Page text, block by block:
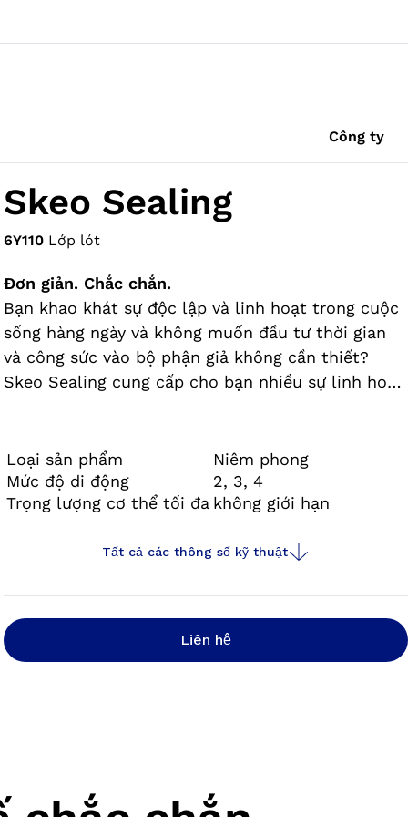
Công ty
Skeo Sealing
6Y110 Lớp lót
Đơn giản. Chắc chắn.
Bạn khao khát sự độc lập và linh hoạt trong cuộc
sống hàng ngày và không muốn đầu tư thời gian
và công sức vào bộ phận giả không cần thiết?
Skeo Sealing cung cấp cho bạn nhiều sự linh hoạt
Loại sản phẩm
Niêm phong
Mức độ di động
2, 3, 4
Trọng lượng cơ thể tối đa không giới hạn
Tất cả các thông số kỹ thuật
Liên hệ